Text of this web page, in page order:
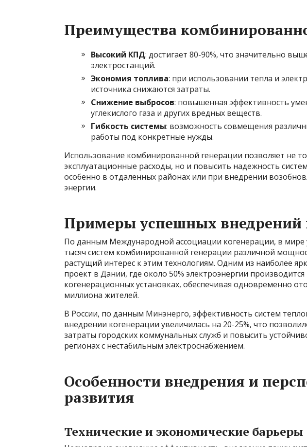
Преимущества
Высокий КПД: достигает 80-90%, что значительно
электростанций.
Экономия топлива: при использовании тепла и
источника снижаются затраты.
Снижение выбросов: повышенная эффективность
углекислого газа и других вредных веществ.
Гибкость системы: возможность совмещения
работы под конкретные нужды.
Использование комбинированной генерации позволяет не
эксплуатационные расходы, но и повысить надежность
особенно в отдаленных районах или при внедрении
энергии.
Примеры успешных внедрений
По данным Международной ассоциации когенерации, в мире
тысяч систем комбинированной генерации различной
растущий интерес к этим технологиям. Одним из наиболее
проект в Дании, где около 50% электроэнергии
когенерационных установках, обеспечивая одновременно
миллиона жителей.
В России, по данным Минэнерго, эффективность систем
внедрении когенерации увеличилась на 20-25%, что
затраты городских коммунальных служб и повысить
регионах с нестабильным электроснабжением.
Особенности внедрения и
развития
Технические и экономические барьеры